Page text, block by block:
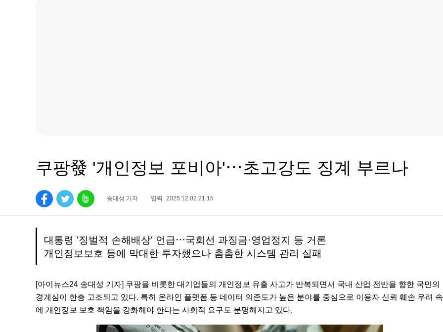
쿠팡發 '개인정보 포비아'⋯초고강도 징계 부르나
송대성 기자 입력 2025.12.02 21:15
대통령 '징벌적 손해배상' 언급⋯국회선 과징금·영업정지 등 거론
개인정보보호 등에 막대한 투자했으나 촘촘한 시스템 관리 실패
[아이뉴스24 송대성 기자] 쿠팡을 비롯한 대기업들의 개인정보 유출 사고가 반복되면서 국내 산업 전반을 향한 국민의
경계심이 한층 고조되고 있다. 특히 온라인 플랫폼 등 데이터 의존도가 높은 분야를 중심으로 이용자 신뢰 훼손 우려 속
에 개인정보 보호 책임을 강화해야 한다는 사회적 요구도 분명해지고 있다.